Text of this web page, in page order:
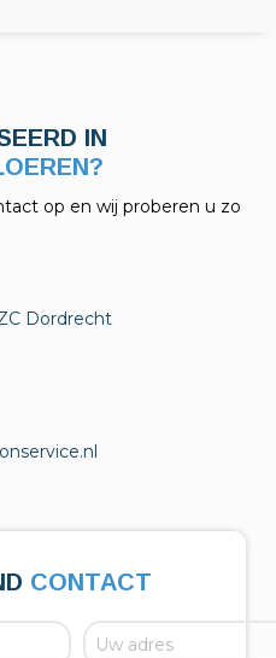
IN
op en wij proberen u zo
Dordrecht
CONTACT